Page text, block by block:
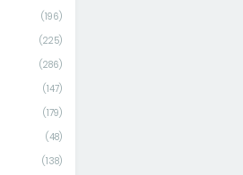
(196)
(225)
(286)
(147)
(179)
(48)
(138)